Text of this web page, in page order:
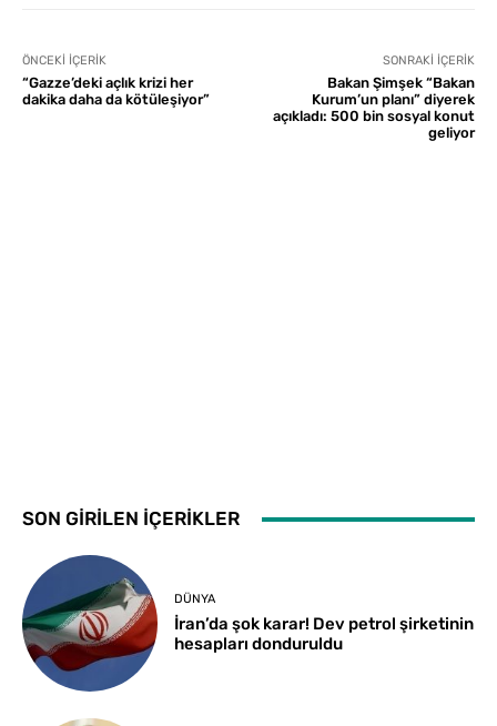
ÖNCEKI İÇERIK
“Gazze’deki açlık krizi her
dakika daha da kötüleşiyor”
SONRAKI İÇERIK
Bakan Şimşek “Bakan
Kurum’un planı” diyerek
açıkladı: 500 bin sosyal konut
geliyor
SON GİRİLEN İÇERİKLER
DÜNYA
İran’da şok karar! Dev petrol şirketinin
hesapları donduruldu